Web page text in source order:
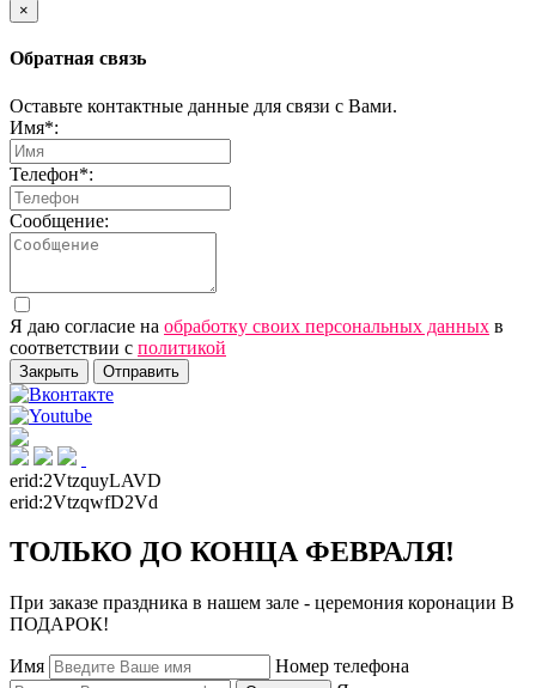
×
Обратная связь
Оставьте контактные данные для связи с Вами.
Имя*:
Телефон*:
Сообщение:
Я даю согласие на обработку своих персональных данных в
соответствии с политикой
Закрыть Отправить
erid:2VtzquyLAVD
erid:2VtzqwfD2Vd
ТОЛЬКО ДО КОНЦА ФЕВРАЛЯ!
При заказе праздника в нашем зале - церемония коронации В
ПОДАРОК!
Имя Номер телефона